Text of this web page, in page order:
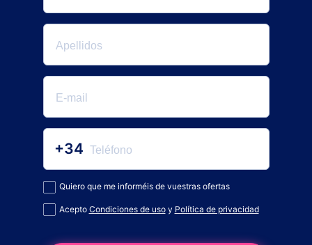
+34
Quiero que me informéis de vuestras ofertas
Acepto Condiciones de usoy Política de privacidad